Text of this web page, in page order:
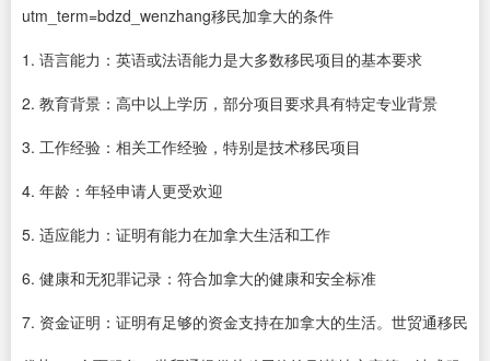
utm_term=bdzd_wenzhang移民加拿大的条件
1. 语言能力：英语或法语能力是大多数移民项目的基本要求
2. 教育背景：高中以上学历，部分项目要求具有特定专业背景
3. 工作经验：相关工作经验，特别是技术移民项目
4. 年龄：年轻申请人更受欢迎
5. 适应能力：证明有能力在加拿大生活和工作
6. 健康和无犯罪记录：符合加拿大的健康和安全标准
7. 资金证明：证明有足够的资金支持在加拿大的生活。世贸通移民